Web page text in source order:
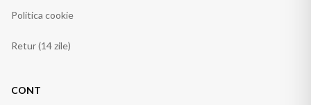
Politica cookie
Retur (14 zile)
CONT